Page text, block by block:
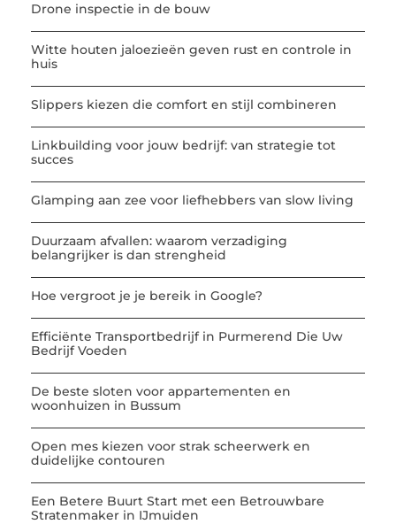
Drone inspectie in de bouw
Witte houten jaloezieën geven rust en controle in
huis
Slippers kiezen die comfort en stijl combineren
Linkbuilding voor jouw bedrijf: van strategie tot
succes
Glamping aan zee voor liefhebbers van slow living
Duurzaam afvallen: waarom verzadiging
belangrijker is dan strengheid
Hoe vergroot je je bereik in Google?
Efficiënte Transportbedrijf in Purmerend Die Uw
Bedrijf Voeden
De beste sloten voor appartementen en
woonhuizen in Bussum
Open mes kiezen voor strak scheerwerk en
duidelijke contouren
Een Betere Buurt Start met een Betrouwbare
Stratenmaker in IJmuiden